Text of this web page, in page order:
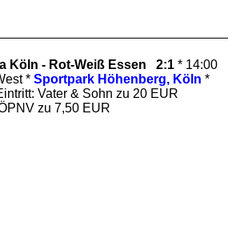
Köln - Rot-Weiß Essen 2:1 * 14:00
* Sportpark Höhenberg, Köln *
Vater & Sohn zu 20 EUR
zu 7,50 EUR